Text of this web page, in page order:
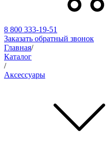
8 800 333-19-51
Заказать обратный звонок
Главная/
Каталог
/
Аксессуары